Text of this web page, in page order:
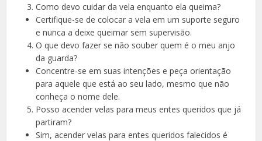
Como devo cuidar da vela enquanto ela queima?
Certifique-se de colocar a vela em um suporte seguro
e nunca a deixe queimar sem supervisão.
O que devo fazer se não souber quem é o meu anjo
da guarda?
Concentre-se em suas intenções e peça orientação
para aquele que está ao seu lado, mesmo que não
conheça o nome dele.
Posso acender velas para meus entes queridos que já
partiram?
Sim, acender velas para entes queridos falecidos é